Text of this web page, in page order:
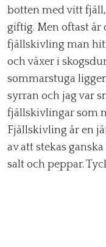
botten med vitt
giftig. Men oftast är
fjällskivling man
och växer i
sommarstuga
syrran och jag var
fjällskivlingar som
Fjällskivling är en
av att stekas
salt och peppar.